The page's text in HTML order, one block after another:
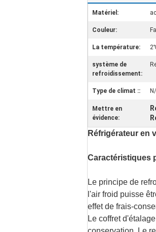
Matériel:
Couleur:
La température:
système de
refroidissement:
Type de climat ::
Mettre en
évidence:
Réfrigérateur en
Caractéristiques
Le principe de
l'air froid puisse
effet de frais-
Le coffret